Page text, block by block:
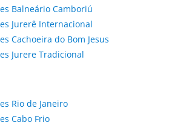
Balneário Camboriú
Jurerê Internacional
Cachoeira do Bom Jesus
Jurere Tradicional
Rio de Janeiro
Cabo Frio